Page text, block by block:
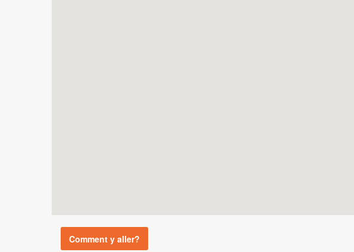
Comment y aller?